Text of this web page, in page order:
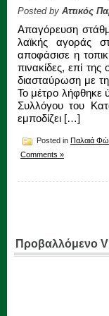
Posted by Αττικός
Απαγόρευση
λαϊκής αγοράς
αποφάσισε η
πινακίδες, επί
διασταύρωση με
Το μέτρο λήφθηκε
Συλλόγου του
εμποδίζει […]
Posted in Παλαιά
Comments »
Προβαλλόμενο